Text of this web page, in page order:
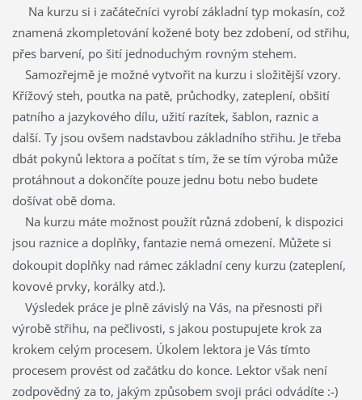
Na kurzu si i začátečníci vyrobí základní typ mokasín, což
znamená zkompletování kožené boty bez zdobení, od střihu,
přes barvení, po šití jednoduchým rovným stehem.
Samozřejmě je možné vytvořit na kurzu i složitější vzory.
Křížový steh, poutka na patě, průchodky, zateplení, obšití
patního a jazykového dílu, užití razítek, šablon, raznic a
další. Ty jsou ovšem nadstavbou základního střihu. Je třeba
dbát pokynů lektora a počítat s tím, že se tím výroba může
protáhnout a dokončíte pouze jednu botu nebo budete
došívat obě doma.
Na kurzu máte možnost použít různá zdobení, k dispozici
jsou raznice a doplňky, fantazie nemá omezení. Můžete si
dokoupit doplňky nad rámec základní ceny kurzu (zateplení,
kovové prvky, korálky atd.).
Výsledek práce je plně závislý na Vás, na přesnosti při
výrobě střihu, na pečlivosti, s jakou postupujete krok za
krokem celým procesem. Úkolem lektora je Vás tímto
procesem provést od začátku do konce. Lektor však není
zodpovědný za to, jakým způsobem svoji práci odvádíte :-)